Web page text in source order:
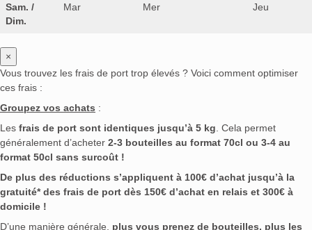
Sam. /
Dim.
Mar Mer Jeu
×
Vous trouvez les frais de port trop élevés ? Voici comment optimiser
ces frais :
Groupez vos achats :
Les frais de port sont identiques jusqu’à 5 kg . Cela permet
généralement d’acheter 2-3 bouteilles au format 70cl ou 3-4 au
format 50cl sans surcoût !
De plus des réductions s’appliquent à 100€ d’achat jusqu’à la
gratuité* des frais de port dès 150€ d’achat en relais et 300€ à
domicile !
D’une manière générale, plus vous prenez de bouteilles, plus les